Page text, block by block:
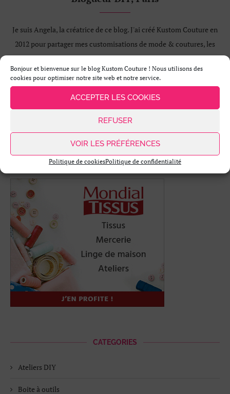
Bonjour et bienvenue sur le blog Kustom Couture ! Nous utilisons des
cookies pour optimiser notre site web et notre service.
ACCEPTER LES COOKIES
REFUSER
VOIR LES PRÉFÉRENCES
Politique de cookiesPolitique de confidentialité
Je suis Angela, la créatrice de ce blog. J'ai créé Kustom Couture en
2012 pour partager mes customisations de mode & coutures, les
DIY déco...
En savoir +
Me contacter
CATEGORIES
Ateliers DIY
Boite à outils